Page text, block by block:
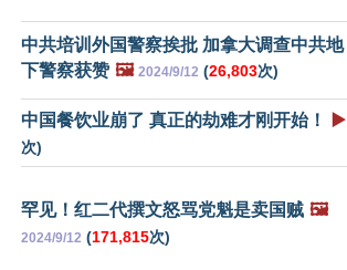
中共培训外国警察挨批 加拿大调查中共地
下警察获赞 🖼️ 2024/9/12 (26,803次)
中国餐饮业崩了 真正的劫难才刚开始！ ▶️
次)
罕见！红二代撰文怒骂党魁是卖国贼 🖼️
2024/9/12 (171,815次)